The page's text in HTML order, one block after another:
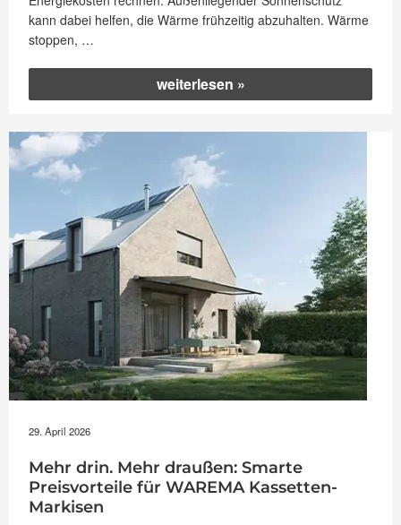
kann dabei helfen, die Wärme frühzeitig abzuhalten. Wärme
stoppen, …
„Angenehm
kühl:
Sommerhitze“
weiterlesen
29. April 2026
Mehr drin. Mehr draußen: Smarte
Preisvorteile für WAREMA Kassetten-
Markisen